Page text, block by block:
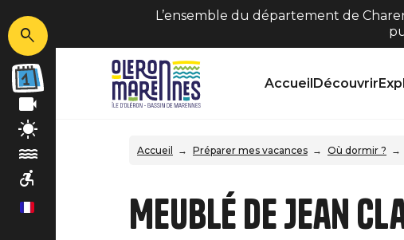
L’ensemble du département de
fr
AccueilDécouvrir
Accueil Préparer mes vacances Où dormir ?
Meublé de Jean